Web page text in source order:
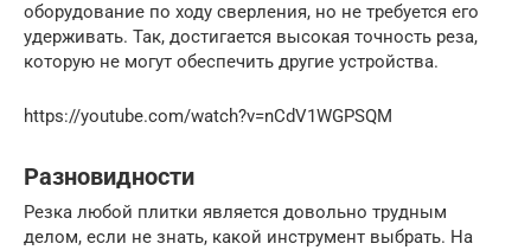
оборудование по ходу сверления, но не требуется его
удерживать. Так, достигается высокая точность реза,
которую не могут обеспечить другие устройства.
https://youtube.com/watch?v=nCdV1WGPSQM
Разновидности
Резка любой плитки является довольно трудным
делом, если не знать, какой инструмент выбрать. На